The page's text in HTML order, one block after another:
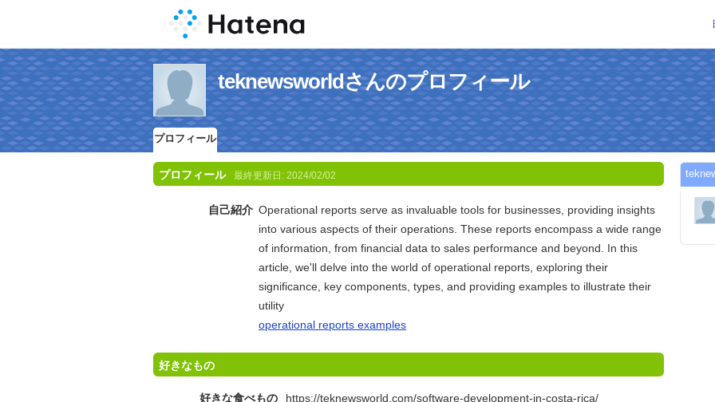
teknewsworldさんのプロフィール
プロフィール
プロフィール 最終更新日: 2024/02/02
自己紹介 Operational reports serve as invaluable tools for businesses, providing insights
into various aspects of their operations. These reports encompass a wide range
of information, from financial data to sales performance and beyond. In this
article, we'll delve into the world of operational reports, exploring their
significance, key components, types, and providing examples to illustrate their
utility
operational reports examples
好きなもの
好きな食べもの https://teknewsworld.com/software-development-in-costa-rica/